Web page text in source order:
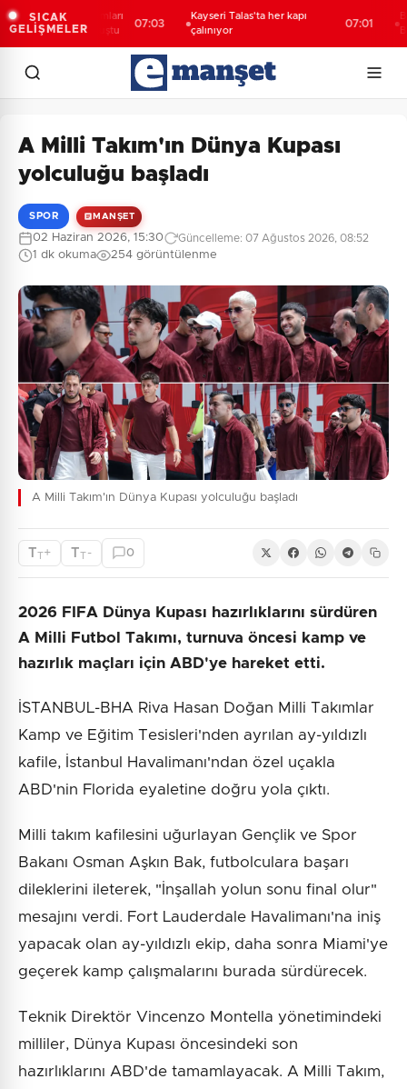
SICAK
GELİŞMELER
takımları
buluştu
07:03
Kayseri Talas'ta her kapı
çalınıyor
07:01
A Milli Takım'ın Dünya Kupası
yolculuğu başladı
SPOR MANŞET
02 Haziran 2026, 15:30 Güncelleme: 07 Ağustos 2026, 08:52
1 dk okuma 254 görüntülenme
A Milli Takım'ın Dünya Kupası yolculuğu başladı
TT+ TT - 0
2026 FIFA Dünya Kupası hazırlıklarını sürdüren
A Milli Futbol Takımı, turnuva öncesi kamp ve
hazırlık maçları için ABD'ye hareket etti.
İSTANBUL-BHA Riva Hasan Doğan Milli Takımlar
Kamp ve Eğitim Tesisleri'nden ayrılan ay-yıldızlı
kafile, İstanbul Havalimanı'ndan özel uçakla
ABD'nin Florida eyaletine doğru yola çıktı.
Milli takım kafilesini uğurlayan Gençlik ve Spor
Bakanı Osman Aşkın Bak, futbolculara başarı
dileklerini ileterek, "İnşallah yolun sonu final olur"
mesajını verdi. Fort Lauderdale Havalimanı'na iniş
yapacak olan ay-yıldızlı ekip, daha sonra Miami'ye
geçerek kamp çalışmalarını burada sürdürecek.
Teknik Direktör Vincenzo Montella yönetimindeki
milliler, Dünya Kupası öncesindeki son
hazırlıklarını ABD'de tamamlayacak. A Milli Takım,